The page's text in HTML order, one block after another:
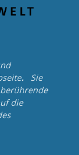
.
Sie
die